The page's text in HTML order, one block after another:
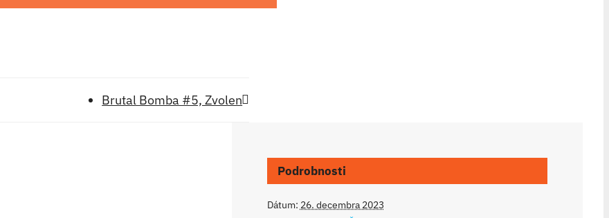
Brutal Bomba #5, Zvolen
Podrobnosti
Dátum: 26. decembra 2023